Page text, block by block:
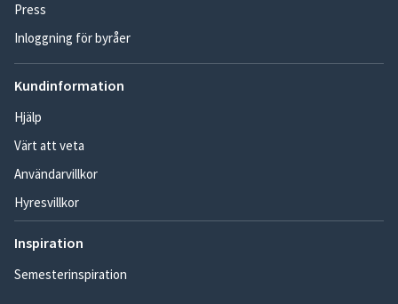
Press
Inloggning för byråer
Kundinformation
Hjälp
Värt att veta
Användarvillkor
Hyresvillkor
Inspiration
Semesterinspiration